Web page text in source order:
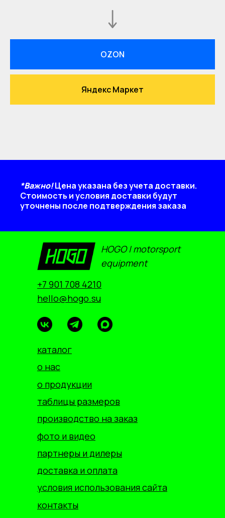
OZON
Яндекс Маркет
*Важно!Цена указана без учета доставки.
Стоимость и условия доставки будут
уточнены после подтверждения заказа
партнеры и дилеры
контакты
условия использования сайта
HOGO | motorsport
equipment
+7 901 708 4210
hello@hogo.su
доставка и оплата
о продукции
каталог
таблицы размеров
производство на заказ
о нас
фото и видео